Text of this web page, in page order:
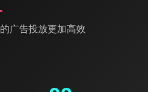
广告投放更加高效